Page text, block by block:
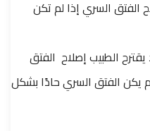
الفتق السري إذا لم تكن
الطبيب إصلاح الفتق
لم يكن الفتق السري حادًا بشكل